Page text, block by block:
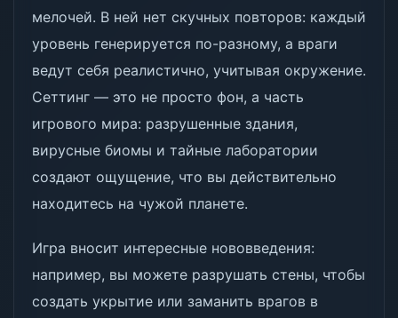
мелочей. В ней нет скучных повторов: каждый
уровень генерируется по-разному, а враги
ведут себя реалистично, учитывая окружение.
Сеттинг — это не просто фон, а часть
игрового мира: разрушенные здания,
вирусные биомы и тайные лаборатории
создают ощущение, что вы действительно
находитесь на чужой планете.
Игра вносит интересные нововведения:
например, вы можете разрушать стены, чтобы
создать укрытие или заманить врагов в